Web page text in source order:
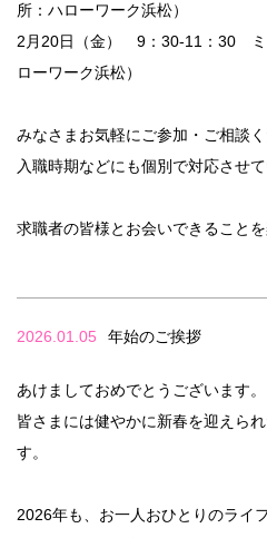
所：ハローワーク浜松）
2月20日（金） 9：30-11：30 ミ
ローワーク浜松）
みなさまお気軽にご参加・ご相談く
入職時期などにも個別で対応させて
求職者の皆様とお会いできること
2026.01.05 年始のご挨拶
あけましておめでとうございます。
皆さまには健やかに新春を迎えら
す。
2026年も、お一人おひとりのライ